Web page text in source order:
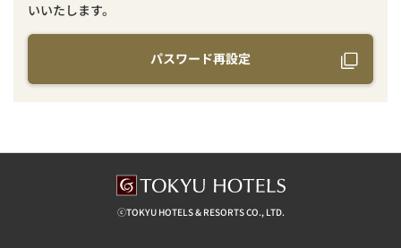
いいたします。
パスワード再設定
ⓒTOKYU HOTELS & RESORTS CO., LTD.